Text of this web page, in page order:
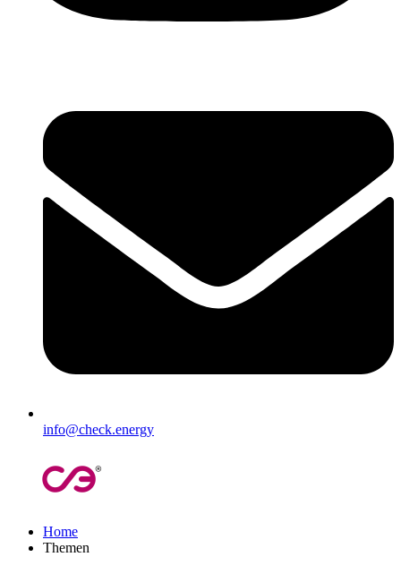
info@check.energy
Home
Themen